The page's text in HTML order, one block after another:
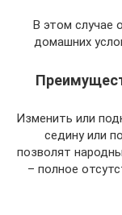
В этом случае
домашних
Изменить или
седину или
позволят
– полное